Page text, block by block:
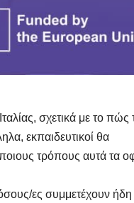
σχετικά με το πώς
εκπαιδευτικοί θα
τρόπους αυτά τα
ες συμμετέχουν ήδη